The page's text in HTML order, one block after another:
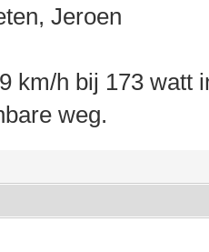
Jeroen
km/h bij 173 watt
weg.